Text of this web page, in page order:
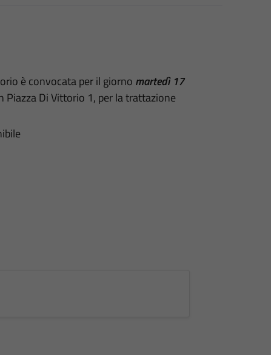
è convocata per il giorno martedì 17
Piazza Di Vittorio 1, per la trattazione